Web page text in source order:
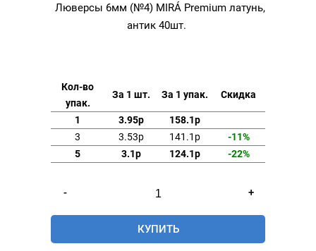
Люверсы 6мм (№4) MIRÁ Premium латунь,
антик 40шт.
Кол-во
упак.
За 1 шт. За 1 упак. Скидка
1 3.95р
158.1р
3
3.53р 141.1р
-11%
5
3.1р 124.1р -22%
-
товара
Люверсы
6мм
+
КУПИТЬ